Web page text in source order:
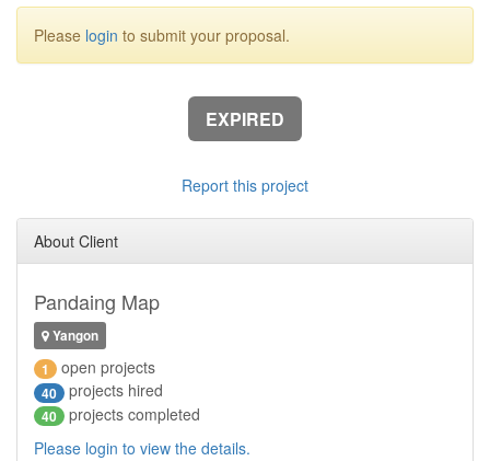
Please login to submit your proposal.
EXPIRED
Report this project
About Client
Pandaing Map
Yangon
1 open projects
40 projects hired
40
projects completed
Please login to view the details.